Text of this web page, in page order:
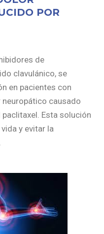
POR
de
clavulánico, se
en pacientes con
neuropático causado
Esta solución
y evitar la